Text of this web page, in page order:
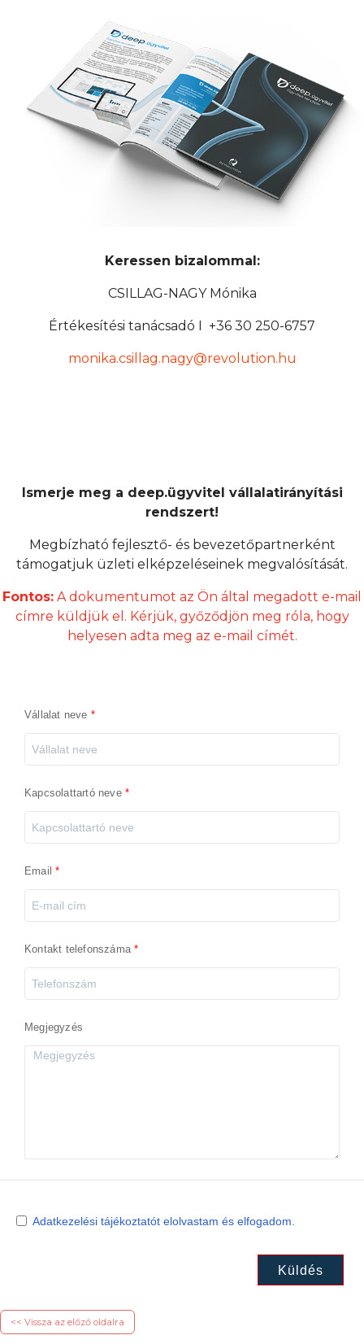
Keressen bizalommal:
CSILLAG-NAGY Mónika
Értékesítési tanácsadó I +36 30 250-6757
monika.csillag.nagy@revolution.hu
Ismerje meg a deep.ügyvitel vállalatirányítási
rendszert!
Megbízható fejlesztő- és bevezetőpartnerként
támogatjuk üzleti elképzeléseinek megvalósítását.
Fontos: A dokumentumot az Ön által megadott e-mail
címre küldjük el. Kérjük, győződjön meg róla, hogy
helyesen adta meg az e-mail címét.
Vállalat neve
Kapcsolattartó neve
Email
Kontakt telefonszáma
Megjegyzés
Adatkezelési tájékoztatót elolvastam és elfogadom.
Küldés
<< Vissza az előző oldalra